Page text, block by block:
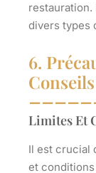
divers types
6.
Limites Et
Il est crucial
et